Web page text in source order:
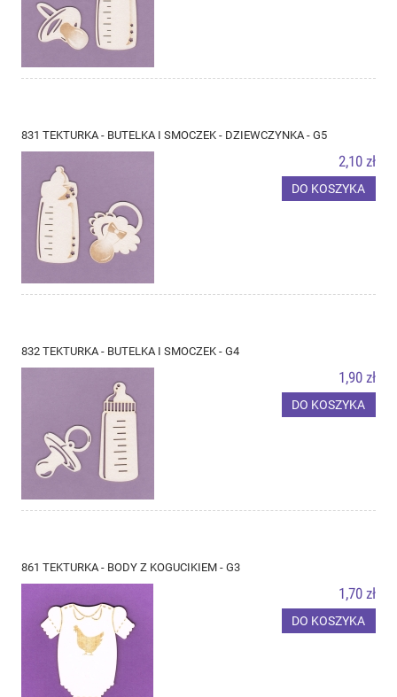
831 TEKTURKA - BUTELKA I SMOCZEK - DZIEWCZYNKA - G5
2,10 zł
DO KOSZYKA
832 TEKTURKA - BUTELKA I SMOCZEK - G4
1,90 zł
DO KOSZYKA
861 TEKTURKA - BODY Z KOGUCIKIEM - G3
1,70 zł
DO KOSZYKA